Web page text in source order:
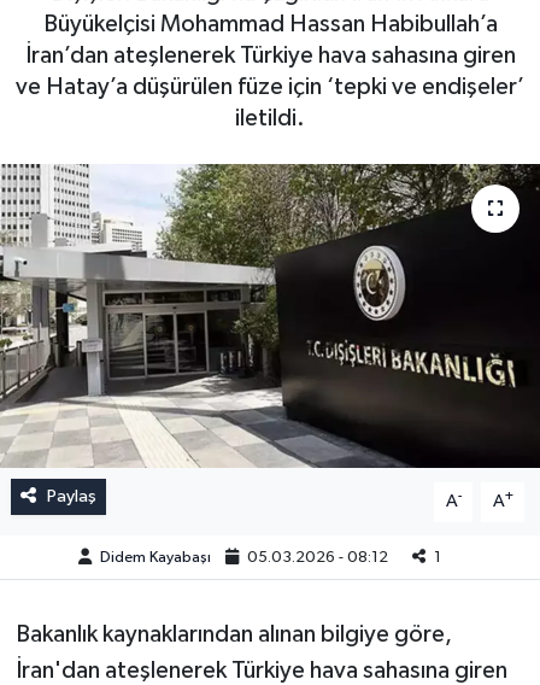
Büyükelçisi Mohammad Hassan Habibullah’a
İran’dan ateşlenerek Türkiye hava sahasına giren
ve Hatay’a düşürülen füze için ‘tepki ve endişeler’
iletildi.
Paylaş A- A+
Didem Kayabaşı 05.03.2026 - 08:12 1
Bakanlık kaynaklarından alınan bilgiye göre,
İran'dan ateşlenerek Türkiye hava sahasına giren
Haber Arşivi